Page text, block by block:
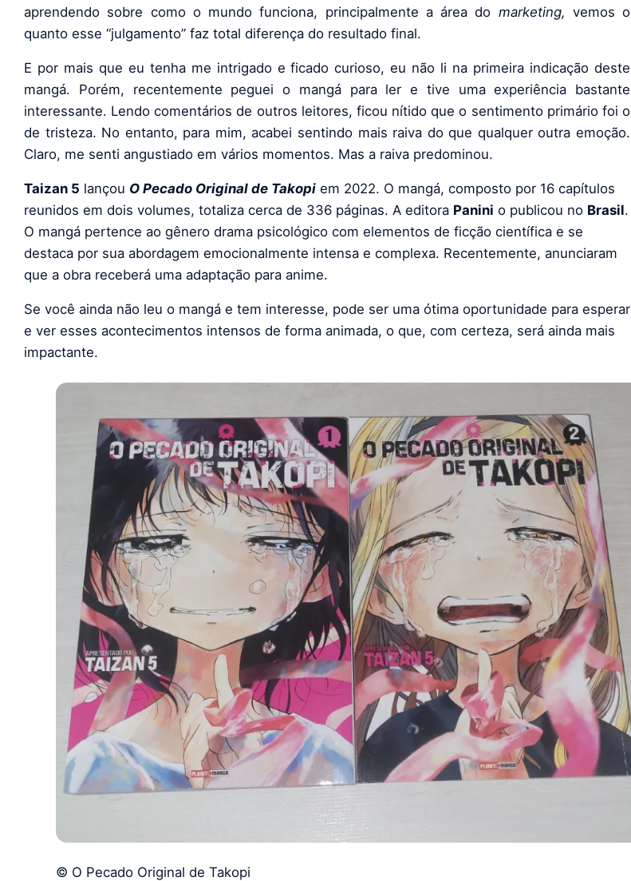
aprendendo sobre como o mundo funciona, principalmente a área do marketing, vemos o
quanto esse “julgamento” faz total diferença do resultado final.
E por mais que eu tenha me intrigado e ficado curioso, eu não li na primeira indicação deste
mangá. Porém, recentemente peguei o mangá para ler e tive uma experiência bastante
interessante. Lendo comentários de outros leitores, ficou nítido que o sentimento primário foi o
de tristeza. No entanto, para mim, acabei sentindo mais raiva do que qualquer outra emoção.
Claro, me senti angustiado em vários momentos. Mas a raiva predominou.
Taizan 5 lançou O Pecado Original de Takopi em 2022. O mangá, composto por 16 capítulos
reunidos em dois volumes, totaliza cerca de 336 páginas. A editora Panini o publicou no Brasil.
O mangá pertence ao gênero drama psicológico com elementos de ficção científica e se
destaca por sua abordagem emocionalmente intensa e complexa. Recentemente, anunciaram
que a obra receberá uma adaptação para anime.
Se você ainda não leu o mangá e tem interesse, pode ser uma ótima oportunidade para esperar
e ver esses acontecimentos intensos de forma animada, o que, com certeza, será ainda mais
impactante.
© O Pecado Original de Takopi